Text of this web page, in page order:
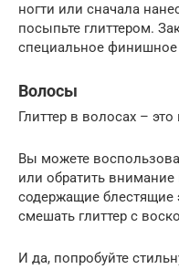
ногти или сначала
посыпьте глиттером.
специальное
Волосы
Глиттер в волосах –
Вы можете
или обратить
содержащие
смешать глиттер с
И да, попробуйте